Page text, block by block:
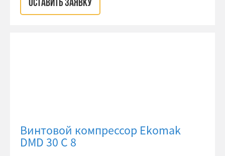
ОСТАВИТЬ ЗАЯВКУ
Винтовой компрессор Ekomak
DMD 30 C 8